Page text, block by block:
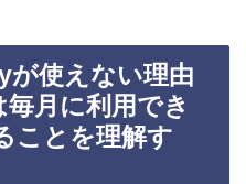
が使えない理由
月に利用でき
ことを理解す